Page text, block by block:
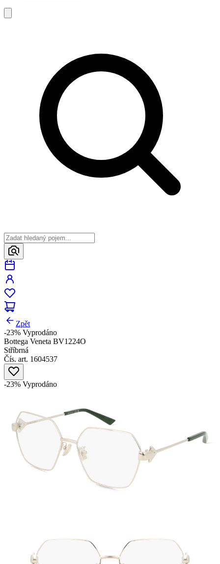
Zpět
-23% Vyprodáno
Bottega Veneta BV1224O
Stříbrná
Čís. art. 1604537
-23% Vyprodáno